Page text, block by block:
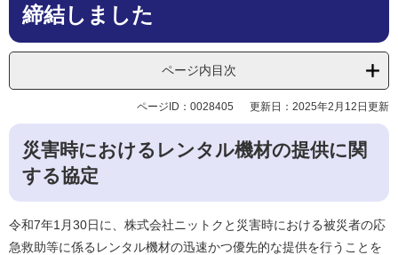
締結しました
ページ内目次
ページID：0028405 更新日：2025年2月12日更新
災害時におけるレンタル機材の提供に関
する協定
​令和7年1月30日に、株式会社ニットクと災害時における被災者の応
急救助等に係るレンタル機材の迅速かつ優先的な提供を行うことを